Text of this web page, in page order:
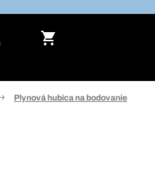
Plynová hubica na bodovanie